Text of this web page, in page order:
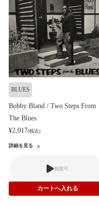
BLUES
Bobby Bland / Two Steps From
The Blues
¥2,017(税込)
詳細を見る
視聴可